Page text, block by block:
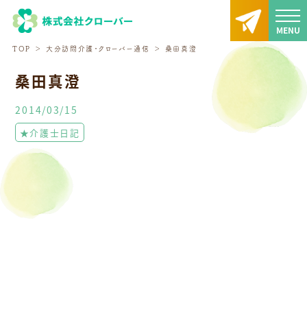
TOP 大分訪問介護・クローバー通信 桑田真澄
桑田真澄
2014/03/15
★介護士日記